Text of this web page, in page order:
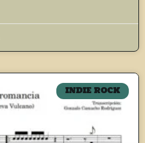
INDIE ROCK